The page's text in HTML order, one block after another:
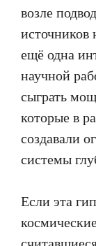
возле
источников
ещё одна
научной
сыграть
которые в
создавали
системы
Если эта